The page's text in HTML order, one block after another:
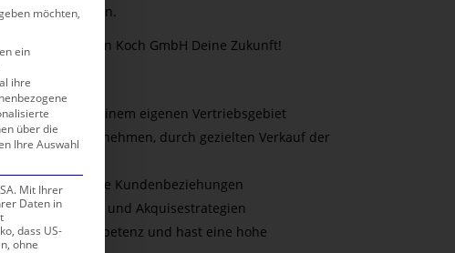
und Firmen.
Funkladen Koch GmbH Deine Zukunft!
in Deinem eigenen Vertriebsgebiet
von Unternehmen, durch gezielten Verkauf der
bei
bestehende Kundenbeziehungen
Verkaufs- und Akquisestrategien
an Sozialkompetenz und hast eine hohe
möchten,
ein
ihre
über die
Ihre Auswahl
Mit Ihrer
Daten in
dass US-
ohne